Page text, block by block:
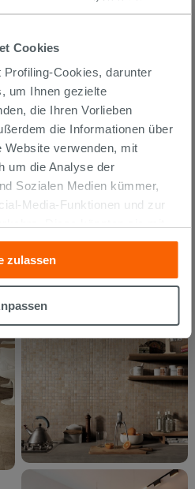
Cookies
Cookies, darunter
um Ihnen gezielte
die Ihren Vorlieben
die Informationen über
Website verwenden, mit
um die Analyse der
Sozialen Medien kümmer,
Media-Funktionen und zur
Sie ihnen geliefert haben oder
ihrer Dienste
Falls Sie mehr wissen
zu allen oder einigen
auf die Schaltfläche
werden. Wenn Sie auf
können Sie das Surfen erst
Cookies fortsetzen.
zulassen